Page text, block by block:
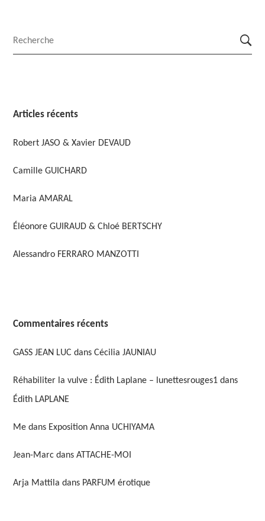
Articles récents
Robert JASO & Xavier DEVAUD
Camille GUICHARD
Maria AMARAL
Éléonore GUIRAUD & Chloé BERTSCHY
Alessandro FERRARO MANZOTTI
Commentaires récents
GASS JEAN LUC dans Cécilia JAUNIAU
Réhabiliter la vulve : Édith Laplane – lunettesrouges1 dans
Édith LAPLANE
Me dans Exposition Anna UCHIYAMA
Jean-Marc dans ATTACHE-MOI
Arja Mattila dans PARFUM érotique